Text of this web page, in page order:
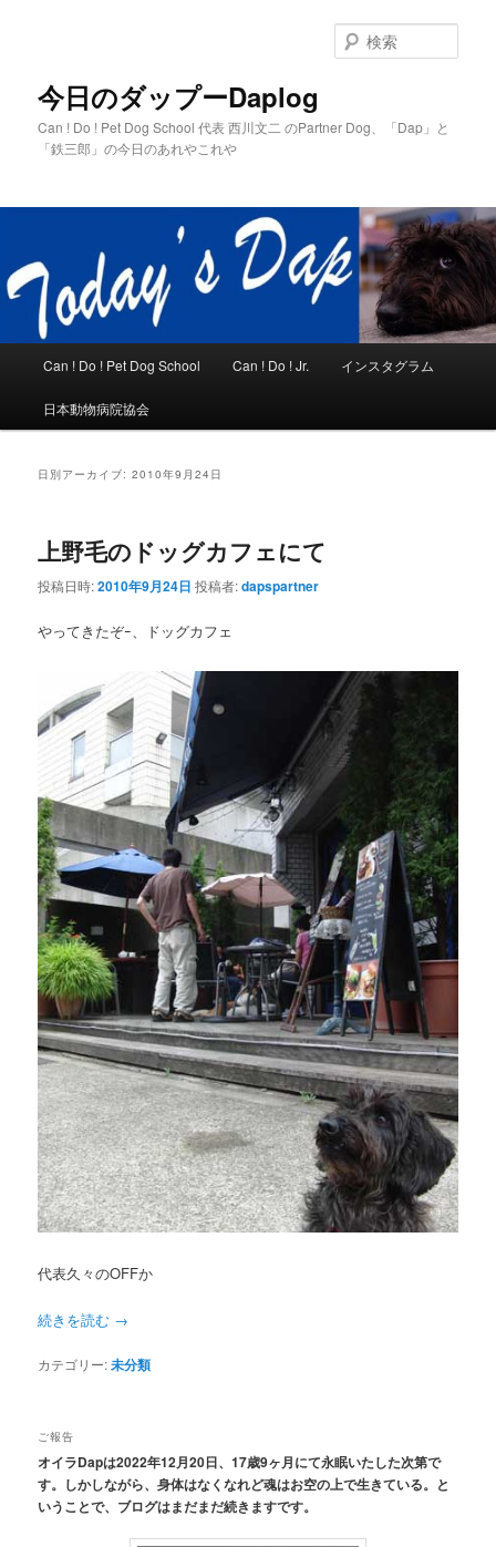
今日のダップーDaplog
Can ! Do ! Pet Dog School 代表 西川文二 のPartner Dog、「Dap」と
「鉄三郎」の今日のあれやこれや
索
メ
Can ! Do ! Pet Dog School Can ! Do ! Jr. インスタグラム
日本動物病院協会
日別アーカイブ:2010年9月24日
上野毛のドッグカフェにて
投稿日時:2010年9月24日 投稿者:dapspartner
やってきたぞｰ、ドッグカフェ
代表久々のOFFか
続きを読む →
カテゴリー:未分類
ご報告
オイラDapは2022年12月20日、17歳9ヶ月にて永眠いたした次第で
す。しかしながら、身体はなくなれど魂はお空の上で生きている。と
いうことで、ブログはまだまだ続きますです。